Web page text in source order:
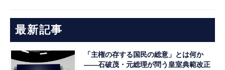
最新記事
「主権の存する国民の総意」とは何か
――石破茂・元総理が問う皇室典範改正